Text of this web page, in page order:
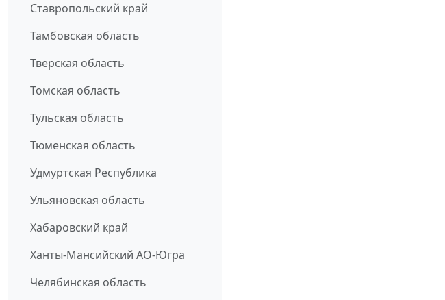
Ставропольский край
Тамбовская область
Тверская область
Томская область
Тульская область
Тюменская область
Удмуртская Республика
Ульяновская область
Хабаровский край
Ханты-Мансийский АО-Югра
Челябинская область